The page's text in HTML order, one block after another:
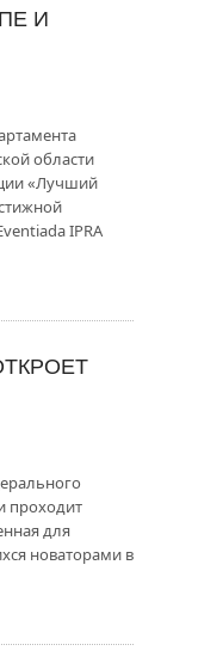
И
области
«Лучший
IPRA
проходит
для
новаторами в